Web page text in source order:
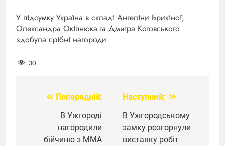
У підсумку Україна в складі Ангеліни Брикіної,
Олександра Окіпнюка та Дмитра Котовського
здобула срібні нагороди
30
Навігація
записів
Попередній:
В Ужгороді
нагородили
бійчиню з ММА
Наступний:
В Ужгородському
замку розгорнули
виставку робіт